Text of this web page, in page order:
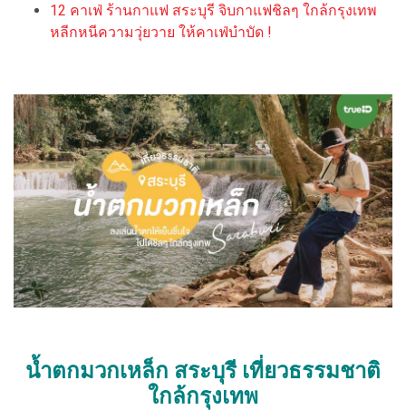
12 คาเฟ่ ร้านกาแฟ สระบุรี จิบกาแฟชิลๆ ใกล้กรุงเทพ
หลีกหนีความวุ่ยวาย ให้คาเฟ่บำบัด !
น้ำตกมวกเหล็ก สระบุรี เที่ยวธรรมชาติ
ใกล้กรุงเทพ